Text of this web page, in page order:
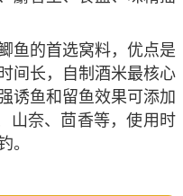
鱼的首选窝料，优点是
间长，自制酒米最核心
诱鱼和留鱼效果可添加
山奈、茴香等，使用时
。